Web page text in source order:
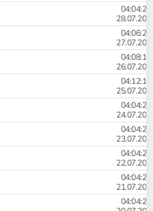
04:04:23
04:06:24
04:08:11
04:12:11
04:04:24
04:04:24
04:04:24
04:04:24
04:04:24